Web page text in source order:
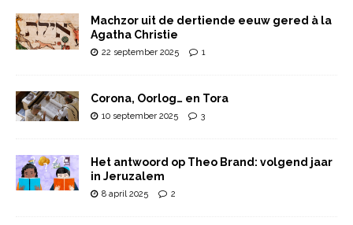
Machzor uit de dertiende eeuw gered à la
Agatha Christie
22 september 2025 1
Corona, Oorlog… en Tora
10 september 2025 3
Het antwoord op Theo Brand: volgend jaar
in Jeruzalem
8 april 2025 2